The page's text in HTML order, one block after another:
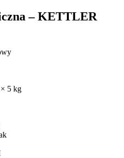
– KETTLER
5 kg